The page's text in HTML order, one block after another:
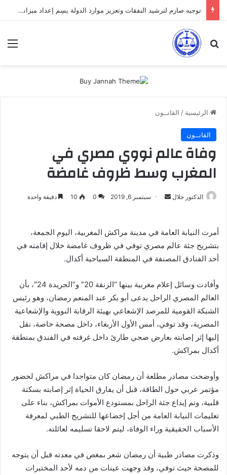
توجيه صارم لترشيد النفقات وتعزيز موارد الدولة يسِم إعداد ميزانية 2027
بحث عن
الرئيسية / القانــون
القانــون
وفاة عالم نووي مصري في
المغرب وسط ظروف غامضة
الدكتور جلال
أرسل سبتمبر 6, 2019 0
10 دقيقة واحدة
أمرت النيابة العامة في مدينة مراكش المغربية، اليوم الجمعة،
بتشريح جثة عالم مصري توفي في ظروف غامضة خلال إقامته في
أحد الفنادق المصنفة في المنطقة السياحية أكدال.
وأفادت وسائل إعلام مغربية بينها “الزنقة 20” و”الجريدة 24″، بأن
العالم المصري الراحل يدعى أبو بكر عبد المنعم رمضان، وهو رئيس
الشبكة القومية للمرصد الإشعاعي بهيئة الرقابة النووية والإشعاعية
المصرية، وقد توفي، أمس الأول الأربعاء، داخل مصحة خاصة، نقل
إليها إثر إصابته بعارض صحي طارئ داخل غرفته في الفندق بمنطقة
أكدال بمراكش.
وأوضحت مصادر مطلعة أن رمضان كان متواجدا في مراكش لحضور
مؤتمر عربي حول الطاقة، قبل أن يفارق الحياة إثر إصابته بسكتة
قلبية، وتم إيداع جثة الراحل بمستودع الأموات بمراكش، بناء على
تعليمات النيابة العامة من أجل إخضاعها للتشريح الطبي لمعرفة
الأسباب الحقيقية وراء الوفاة، ليتم لاحقا تسليمه لعائلته.
وذكرت مصادر طبية أن رمضان شعر بمغص في معدته قبل أن يتوجه
للمصحة حيث توفي، وقد وجهت عينات من دمه لأحد المختبرات